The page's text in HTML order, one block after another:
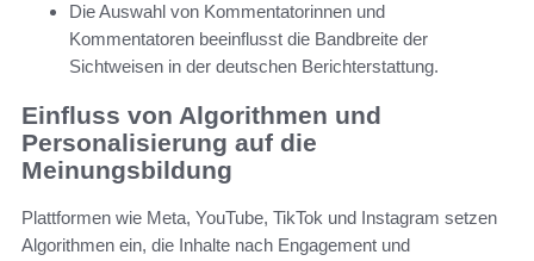
Die Auswahl von Kommentatorinnen und
Kommentatoren beeinflusst die Bandbreite der
Sichtweisen in der deutschen Berichterstattung.
Einfluss von Algorithmen und
Personalisierung auf die
Meinungsbildung
Plattformen wie Meta, YouTube, TikTok und Instagram setzen
Algorithmen ein, die Inhalte nach Engagement und